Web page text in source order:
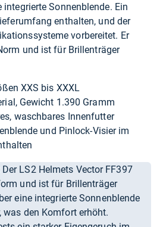
Sonnenblende. Ein
enthalten, und der
vorbereitet. Er
und ist für Brillenträger
XXS bis XXXL
Gewicht 1.390 Gramm
waschbares Innenfutter
und Pinlock-Visier im
Der LS2 Helmets Vector FF397
und ist für Brillenträger
eine integrierte Sonnenblende
was den Komfort erhöht.